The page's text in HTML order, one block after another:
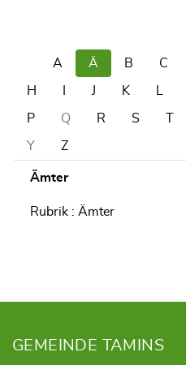
A Ä B C
H J K
P Q R S
Y Z
Ämter
Rubrik : Ämter
Fusszeile
GEMEINDE TAMINS